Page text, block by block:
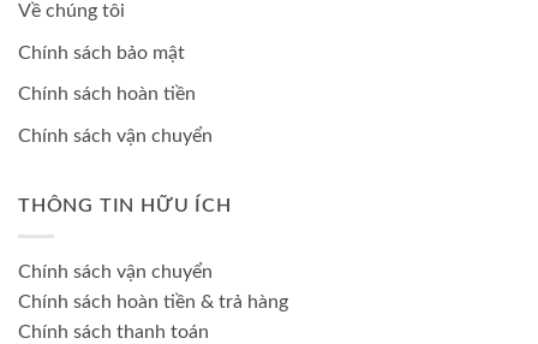
Về chúng tôi
Chính sách bảo mật
Chính sách hoàn tiền
Chính sách vận chuyển
THÔNG TIN HỮU ÍCH
Chính sách vận chuyển
Chính sách hoàn tiền & trả hàng
Chính sách thanh toán